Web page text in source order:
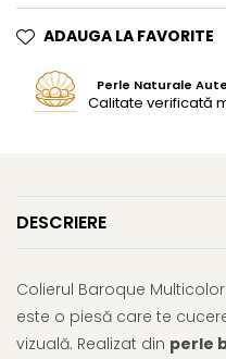
ADAUGA LA FAVORITE
Perle Naturale
Calitate verificată
DESCRIERE
Colierul Baroque Multicolor
este o piesă care te
vizuală. Realizat din perle